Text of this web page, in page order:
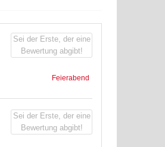
Feierabend
Sei der Erste, der eine
Bewertung abgibt!
Sei der Erste, der eine
Bewertung abgibt!